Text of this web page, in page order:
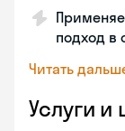
подход в
Читать
Услуги и